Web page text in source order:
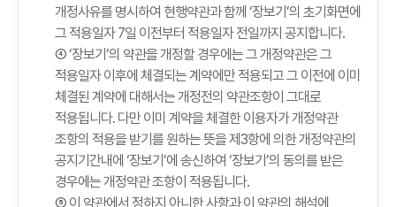
개정사유를 명시하여 현행약관과 함께 ‘장보기’의 초기화면에
그 적용일자 7일 이전부터 적용일자 전일까지 공지합니다.
④ ‘장보기’의 약관을 개정할 경우에는 그 개정약관은 그
적용일자 이후에 체결되는 계약에만 적용되고 그 이전에 이미
체결된 계약에 대해서는 개정전의 약관조항이 그대로
적용됩니다. 다만 이미 계약을 체결한 이용자가 개정약관
조항의 적용을 받기를 원하는 뜻을 제3항에 의한 개정약관의
공지기간내에 ‘장보기’에 송신하여 ‘장보기’의 동의를 받은
경우에는 개정약관 조항이 적용됩니다.
⑤ 이 약관에서 정하지 아니한 사항과 이 약관의 해석에